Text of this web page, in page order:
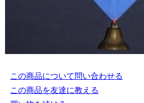
この商品について問い合わせる
この商品を友達に教える